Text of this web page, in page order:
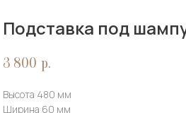
Подставка под
3 800 р.
Высота 480 мм
Ширина 60 мм